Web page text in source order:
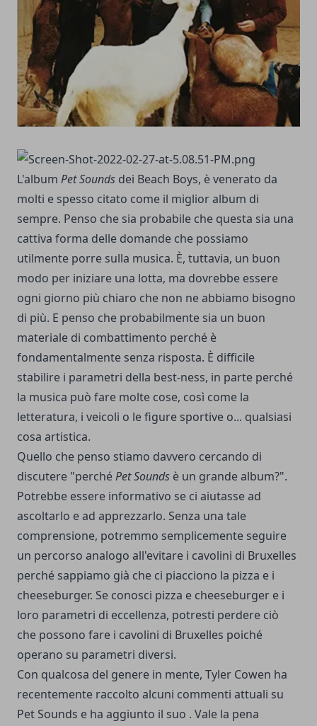
L'album Pet Sounds dei Beach Boys, è venerato da
molti e spesso citato come il miglior album di
sempre. Penso che sia probabile che questa sia una
cattiva forma delle domande che possiamo
utilmente porre sulla musica. È, tuttavia, un buon
modo per iniziare una lotta, ma dovrebbe essere
ogni giorno più chiaro che non ne abbiamo bisogno
di più. E penso che probabilmente sia un buon
materiale di combattimento perché è
fondamentalmente senza risposta. È difficile
stabilire i parametri della best-ness, in parte perché
la musica può fare molte cose, così come la
letteratura, i veicoli o le figure sportive o... qualsiasi
cosa artistica.
Quello che penso stiamo davvero cercando di
discutere "perchéPet Sounds è un grande album?".
Potrebbe essere informativo se ci aiutasse ad
ascoltarlo e ad apprezzarlo. Senza una tale
comprensione, potremmo semplicemente seguire
un percorso analogo all'evitare i cavolini di Bruxelles
perché sappiamo già che ci piacciono la pizza e i
cheeseburger. Se conosci pizza e cheeseburger e i
loro parametri di eccellenza, potresti perdere ciò
che possono fare i cavolini di Bruxelles poiché
operano su parametri diversi.
Con qualcosa del genere in mente, Tyler Cowen ha
recentemente raccolto alcuni commenti attuali su
Pet Sounds e ha aggiunto il suo . Vale la pena